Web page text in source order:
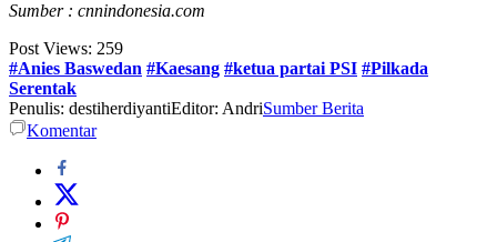
Sumber : cnnindonesia.com
Post Views: 259
#Anies Baswedan #Kaesang #ketua partai PSI #Pilkada
Serentak
Penulis: destiherdiyantiEditor: AndriSumber Berita
Komentar